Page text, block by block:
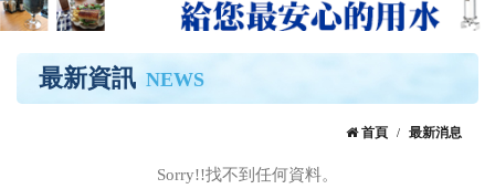
最新資訊 NEWS
首頁 最新消息
Sorry!!找不到任何資料。